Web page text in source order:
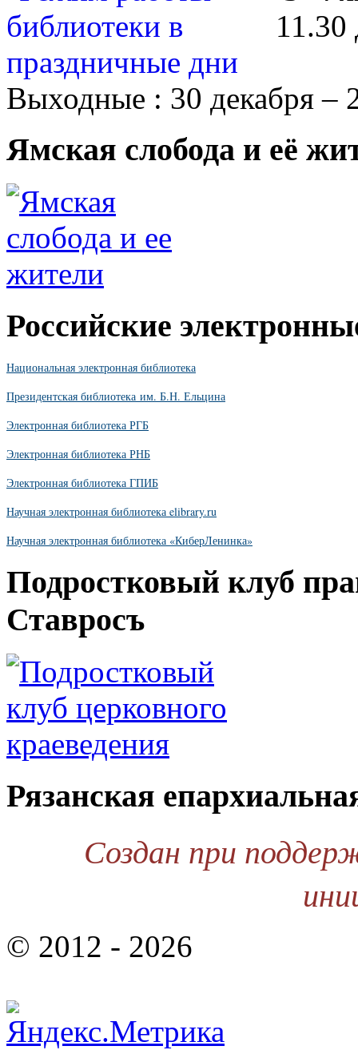
11.30
Выходные : 30 декабря –
Ямская слобода и её
Российские
Национальная электронная библиотека
Президентская библиотека им. Б.Н. Ельцина
Электронная библиотека РГБ
Электронная библиотека РНБ
Электронная библиотека ГПИБ
Научная электронная библиотека elibrary.ru
Научная электронная библиотека «КиберЛенинка»
Подростковый клуб
Ставросъ
Рязанская
Создан при
© 2012 - 2026